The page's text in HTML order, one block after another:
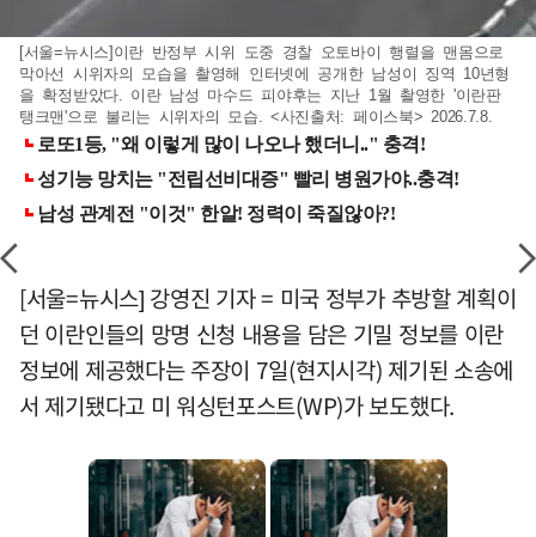
[서울=뉴시스]이란 반정부 시위 도중 경찰 오토바이 행렬을 맨몸으로
막아선 시위자의 모습을 촬영해 인터넷에 공개한 남성이 징역 10년형
을 확정받았다. 이란 남성 마수드 피야후는 지난 1월 촬영한 '이란판
탱크맨'으로 불리는 시위자의 모습. <사진출처: 페이스북> 2026.7.8.
[서울=뉴시스] 강영진 기자 = 미국 정부가 추방할 계획이
던 이란인들의 망명 신청 내용을 담은 기밀 정보를 이란
정보에 제공했다는 주장이 7일(현지시각) 제기된 소송에
서 제기됐다고 미 워싱턴포스트(WP)가 보도했다.